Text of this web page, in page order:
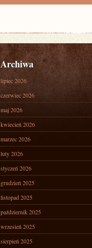
Archiwa
lipiec 2026
czerwiec 2026
maj 2026
kwiecień 2026
marzec 2026
luty 2026
styczeń 2026
grudzień 2025
listopad 2025
październik 2025
wrzesień 2025
sierpień 2025